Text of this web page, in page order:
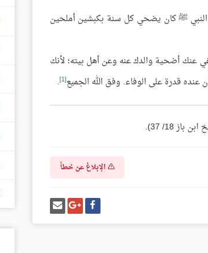
النبي ﷺ كان يضحي كل سنة بكبشين أملحين
عنك أضحية والدك عنه وعن أهل بيته؛ لأنك
قدرة على الوفاء. وفق الله الجميع[1]
.
الإبلاغ عن خطأ
شارك
على
فيسبوك
شارك
على
غوغل
بلس
إرسل
إيميل